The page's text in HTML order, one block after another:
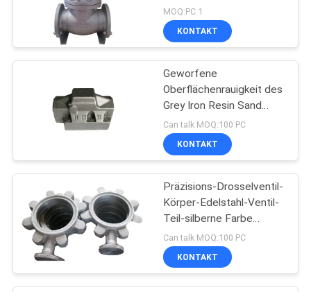
VIDEOS
ÜBER
WERKSBESICHTIGUNG
QUALITÄTSKONTROLLE
KONTAKT
MIT
UNS
Gusseisen
299
Präzisions-
Feingüsse
343
Kontrollsteuerwasser-
Stecker-doppeltes
Flansch-WCB
MOQ:PC 1
KONTAKT
Geworfene
Oberflächenrauigkeit des
Grey Iron Resin Sand
Casting-Ventilkörper-
werfende Ra-12.5um
Can talk MOQ:100 PC
KONTAKT
Präzisions-Drosselventil-
Körper-Edelstahl-Ventil-
Teil-silberne Farbe
ISO9001
Can talk MOQ:100 PC
KONTAKT